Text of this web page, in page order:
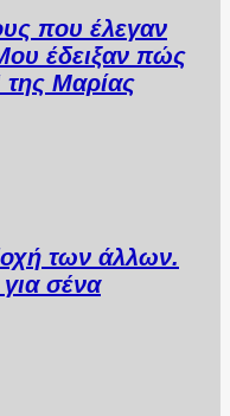
που έλεγαν
έδειξαν πώς
της Μαρίας
των άλλων.
σένα